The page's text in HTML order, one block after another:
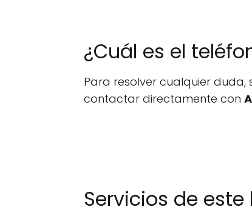
¿Cuál es el
Para resolver cualquier
contactar directamente con
Servicios de